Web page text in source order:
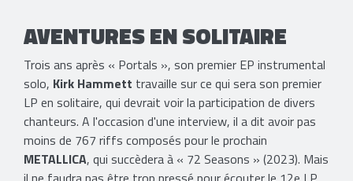
AVENTURES EN SOLITAIRE
Trois ans après « Portals », son premier EP instrumental
solo, Kirk Hammett travaille sur ce qui sera son premier
LP en solitaire, qui devrait voir la participation de divers
chanteurs. A l'occasion d'une interview, il a dit avoir pas
moins de 767 riffs composés pour le prochain
METALLICA, qui succèdera à « 72 Seasons » (2023). Mais